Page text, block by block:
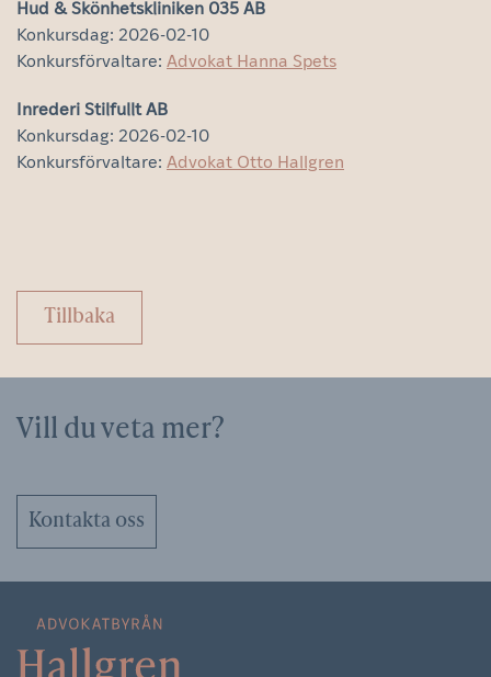
Hud & Skönhetskliniken 035 AB
Konkursdag: 2026-02-10
Konkursförvaltare: Advokat Hanna Spets
Inrederi Stilfullt AB
Konkursdag: 2026-02-10
Konkursförvaltare: Advokat Otto Hallgren
Tillbaka
Vill du veta mer?
Kontakta oss